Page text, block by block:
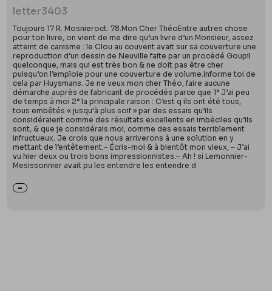
letter3403
Toujours 17 R. Mosnieroct. 78.Mon Cher ThéoEntre autres chose
pour ton livre, on vient de me dire qu’un livre d’un Monsieur, assez
atteint de canisme : le Clou au couvent avait sur sa couverture une
reproduction d’un dessin de Neuville faite par un procédé Goupil
quelconque, mais qui est très bon & ne doit pas être cher
puisqu’on l’emploie pour une couverture de volume.Informe toi de
cela par Huysmans. Je ne veux mon cher Théo, faire aucune
démarche auprès de fabricant de procédés parce que 1° J’ai peu
de temps à moi 2° la principale raison : C’est q ils ont été tous,
tous embêtés « jusqu’à plus soif » par des essais qu’ils
considéraient comme des résultats excellents en imbéciles qu’ils
sont, & que je considérais moi, comme des essais terriblement
infructueux. Je crois que nous arriverons à une solution en y
mettant de l’entêtement.‒ Écris-moi & à bientôt mon vieux, ‒ J’ai
vu hier deux ou trois bons impressionnistes.‒ Ah ! si Lemonnier-
Mesissonnier avait pu les entendre les entendre d